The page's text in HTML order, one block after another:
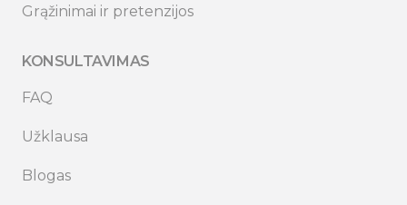
Grąžinimai ir pretenzijos
KONSULTAVIMAS
FAQ
Užklausa
Blogas